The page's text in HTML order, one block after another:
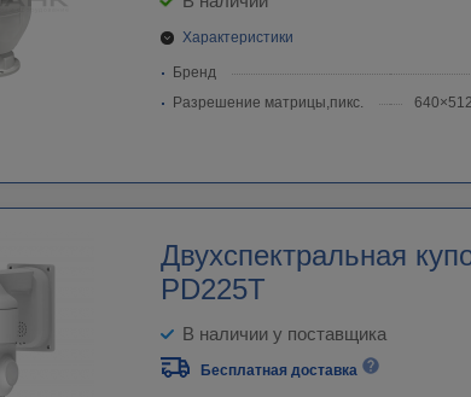
Характеристики
Бренд
Разрешение матрицы,пикс.
Двухспектральная
PD225T
В наличии у поставщика
Бесплатная доставка